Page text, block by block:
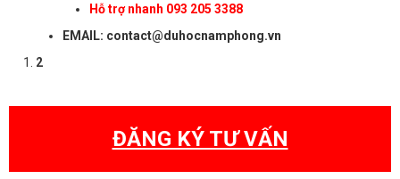
Hỗ trợ nhanh 093 205 3388
EMAIL: contact@duhocnamphong.vn
2
ĐĂNG KÝ TƯ VẤN